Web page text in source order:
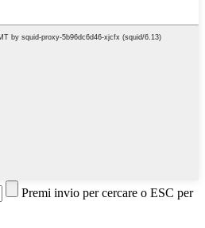
Premi invio per cercare o ESC per